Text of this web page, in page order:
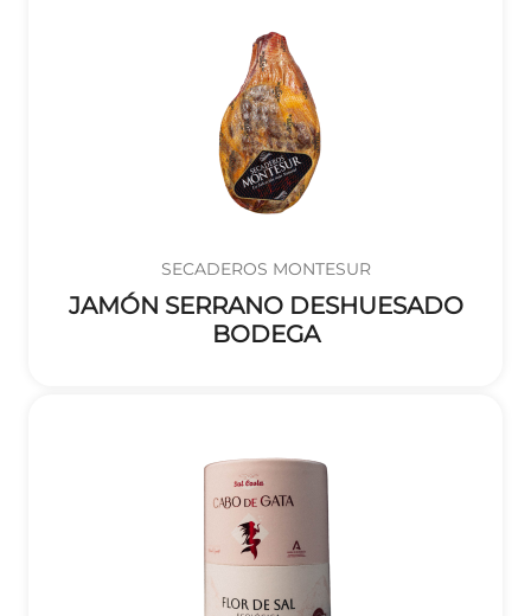
SECADEROS MONTESUR
JAMÓN SERRANO DESHUESADO
BODEGA